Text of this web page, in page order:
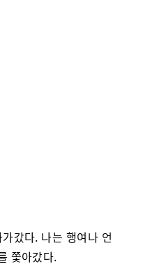
갔다. 나는 행여나 언
쫓아갔다.